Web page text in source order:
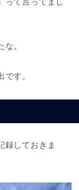
。
す。
録しておきま